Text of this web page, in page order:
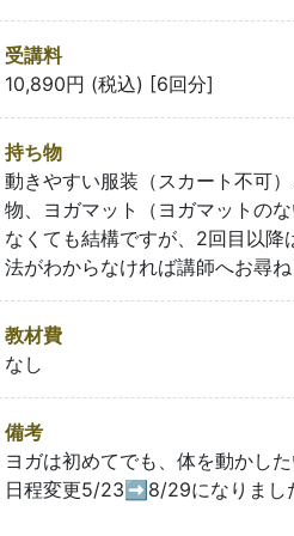
受講料
10,890円 (税込) [6回分]
持ち物
動きやすい服装（スカート不可
物、ヨガマット（ヨガマットの
なくても結構ですが、2回目以降
法がわからなければ講師へお尋ね
教材費
なし
備考
ヨガは初めてでも、体を動かし
日程変更5/23➡8/29になりまし